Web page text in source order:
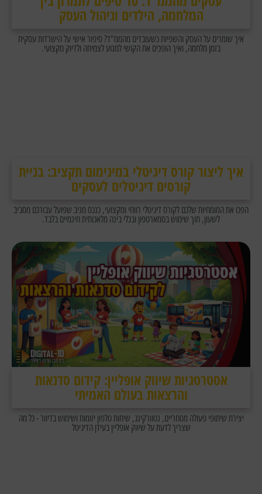
המלחמה, הילדים וניהול העסק
איך שומרים על העסק והשפיות כשעובדים מהממ"ד? סיפור אישי על הישרדות עסקית
בזמן מלחמה, ואיך הופכים את הקושי למנוע לצמיחה ולדיוק מקצועי.
איך ליצור קורס דיגיטלי במינימום תקציב: בניית
קורסים דיגיטלים לעסקים
הפכו את המומחיות שלכם לקורס דיגיטלי רווחי ומקצועי, כנכס מניב שפועל עבורכם מסביב
לשעון, תוך שימוש בסמארטפון ובכלי בינה מלאכותית חינמיים בלבד.
אסטרטגיות שיווק אופליין: קידום סדנאות
והרצאות בעולם האמיתי
יצירת שיתופי פעולה מסחריים, נטוורקינג, שיחות טלפון יזומות ושימוש בדיוור - כל מה
שצריך לדעת על שיווק אופליין בעידן הדיגיטל